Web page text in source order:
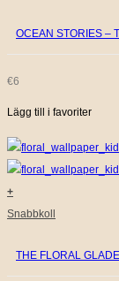
OCEAN STORIES –
€6
Lägg till i favoriter
+
Snabbkoll
THE FLORAL